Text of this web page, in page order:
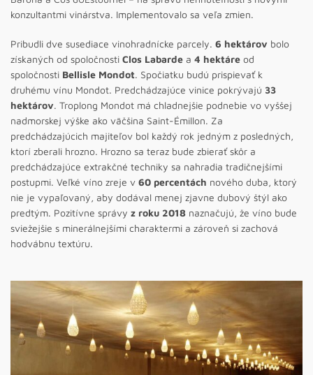
konzultantmi vinárstva. Implementovalo sa veľa zmien.
Pribudli dve susediace vinohradnícke parcely. 6 hektárov bolo
získaných od spoločnosti Clos Labarde a 4 hektáre od
spoločnosti Bellisle Mondot. Spočiatku budú prispievať k
druhému vínu Mondot. Predchádzajúce vinice pokrývajú 33
hektárov. Troplong Mondot má chladnejšie podnebie vo vyššej
nadmorskej výške ako väčšina Saint-Émillon. Za
predchádzajúcich majiteľov bol každý rok jedným z posledných,
ktorí zberali hrozno. Hrozno sa teraz bude zbierať skôr a
predchádzajúce extrakčné techniky sa nahradia tradičnejšími
postupmi. Veľké víno zreje v 60 percentách nového duba, ktorý
nie je vypaľovaný, aby dodával menej zjavne dubový štýl ako
predtým. Pozitívne správy z roku 2018 naznačujú, že víno bude
sviežejšie s minerálnejšími charaktermi a zároveň si zachová
hodvábnu textúru.